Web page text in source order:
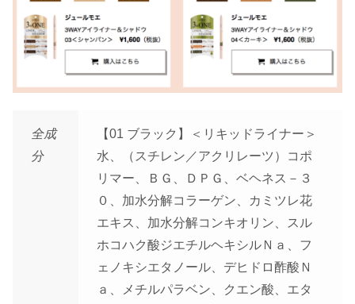
全成
分
【01 ブラック】＜リキッドライナー＞
水、（スチレン／アクリレーツ）コポ
リマー、ＢＧ、ＤＰＧ、ベヘネス－３
０、加水分解コラーゲン、カミツレ花
エキス、加水分解コンキオリン、スル
ホコハク酸ジエチルヘキシルＮａ、フ
ェノキシエタノール、デヒドロ酢酸Ｎ
ａ、メチルパラベン、クエン酸、エタ